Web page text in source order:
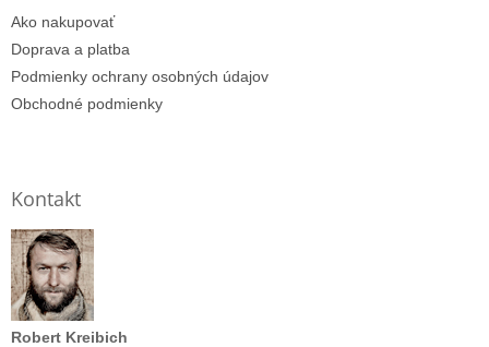
Ako nakupovať
Doprava a platba
Podmienky ochrany osobných údajov
Obchodné podmienky
Kontakt
Robert Kreibich